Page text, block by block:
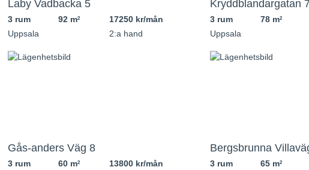
Laby Vadbacka 5
3 rum 92 m2
17250 kr/mån
Uppsala
2:a hand
Kryddblandargatan 7
3 rum 78 m2
Uppsala
Gås-anders Väg 8
3 rum 60 m2
13800 kr/mån
Bergsbrunna
3 rum 65 m2